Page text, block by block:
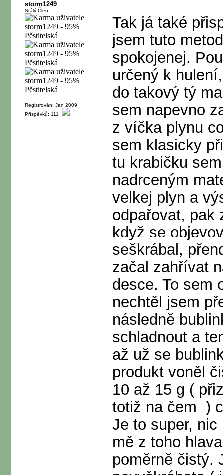
storm1249
Stálý Člen
Registrován: Jan 2009
Příspěvků: 111
Tak já také
jsem tuto
spokojenej.
určený k
do takový tý
sem napevno
z víčka plynu
sem klasicky
tu krabičku
nadrceným
velkej plyn a
odpařovat, pak
když se
seškrábal,
začal zahřívat
desce. To sem
nechtěl jsem
následně
schladnout a
až už se
produkt voněl
10 až 15 g (
totiž na čem )
Je to super,
mě z toho
poměrně čistý.